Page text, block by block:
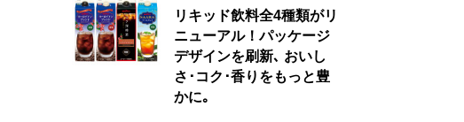
リキッド飲料全4種類がリ
ニューアル！パッケージ
デザインを刷新､ おいし
さ･コク･香りをもっと豊
かに｡